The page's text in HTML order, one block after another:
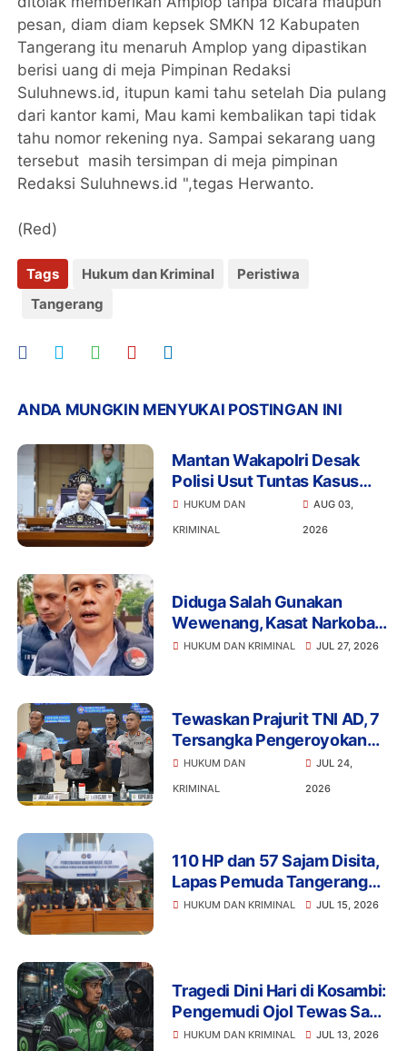
pesan, diam diam kepsek SMKN 12 Kabupaten
Tangerang itu menaruh Amplop yang dipastikan
berisi uang di meja Pimpinan Redaksi
Suluhnews.id, itupun kami tahu setelah Dia pulang
dari kantor kami, Mau kami kembalikan tapi tidak
tahu nomor rekening nya. Sampai sekarang uang
tersebut masih tersimpan di meja pimpinan
Redaksi Suluhnews.id ",tegas Herwanto.
(Red)
Tags Hukum dan Kriminal
Peristiwa
Tangerang
ANDA MUNGKIN MENYUKAI POSTINGAN INI
Mantan Wakapolri Desak
Polisi Usut Tuntas Kasus
Bigmo Ajak Anak di Bawah
Umur Promosikan Vape
HUKUM DAN
KRIMINAL
AUG 03,
2026
Diduga Salah Gunakan
Wewenang, Kasat Narkoba
Polres Tangsel dan 6
HUKUM DAN KRIMINAL JUL 27, 2026
Tewaskan Prajurit TNI AD, 7
Tersangka Pengeroyokan
Terancam Penjara Seumur
Hidup
HUKUM DAN
KRIMINAL
JUL 24,
2026
110 HP dan 57 Sajam Disita,
Lapas Pemuda Tangerang
Perketat Pengawasan
HUKUM DAN KRIMINAL JUL 15, 2026
Tragedi Dini Hari di Kosambi:
Pengemudi Ojol Tewas Saat
Istirahat, Motor dan HP Raib
HUKUM DAN KRIMINAL JUL 13, 2026